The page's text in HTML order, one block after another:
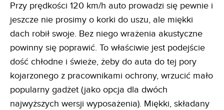
Przy prędkości 120 km/h auto prowadzi się pewnie i
jeszcze nie prosimy o korki do uszu, ale miękki
dach robił swoje. Bez niego wrażenia akustyczne
powinny się poprawić. To właściwie jest podejście
dość chłodne i świeże, żeby do auta do tej pory
kojarzonego z pracownikami ochrony, wrzucić mało
popularny gadżet (jako opcja dla dwóch
najwyższych wersji wyposażenia). Miękki, składany